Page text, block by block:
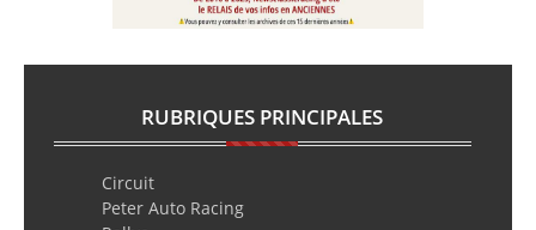
RUBRIQUES PRINCIPALES
Circuit
Peter Auto Racing